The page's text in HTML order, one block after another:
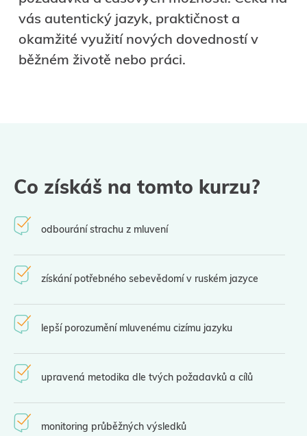
vás autentický jazyk, praktičnost a
okamžité využití nových dovedností v
běžném životě nebo práci.
Co získáš na tomto kurzu?
odbourání strachu z mluvení
získání potřebného sebevědomí v ruském jazyce
lepší porozumění mluvenému cizímu jazyku
upravená metodika dle tvých požadavků a cílů
monitoring průběžných výsledků